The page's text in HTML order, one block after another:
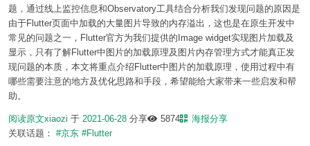
题，通过线上监控信息和Observatory工具结合分析我们发现问题的原因是
由于Flutter页面中加载的大量图片导致的内存溢出，这也是在原生开发中
常见的问题之一，Flutter官方为我们提供的Image widget实现图片加载及
显示，只有了解Flutter中图片的加载原理及图片内存管理方式才能真正发
现问题的本质，本文将重点介绍Flutter中图片的加载原理，使用过程中有
哪些需要注意的地方及优化思路和手段，希望能给大家带来一些启发和帮
助。
阅读原文xiaozi 于 2021-06-28 分享 5874
海报分享
关联话题： #京东 #Flutter